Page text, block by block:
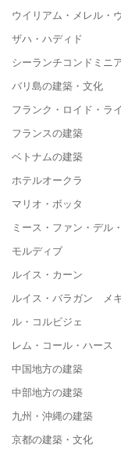
ウイリアム・メレル・
ザハ・ハディド
シーランチコンドミニ
バリ島の建築・文化
フランク・ロイド・ラ
フランスの建築
ベトナムの建築
ホテルオークラ
マリオ・ボッタ
ミース・ファン・デ
モルディブ
ルイス・カーン
ルイス・バラガン メ
ル・コルビジェ
レム・コール・ハース
中国地方の建築
中部地方の建築
九州・沖縄の建築
京都の建築・文化